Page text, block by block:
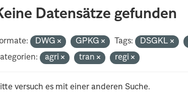
Datensätze gefunden
DWG GPKG Tags: DSGKL
agri tran regi
versuch es mit einer anderen Suche.